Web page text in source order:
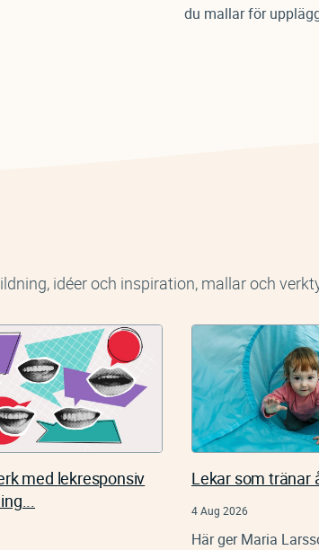
du mallar för
idéer och inspiration, mallar och
med lekresponsiv
Lekar som tränar
4 Aug 2026
Här ger Maria